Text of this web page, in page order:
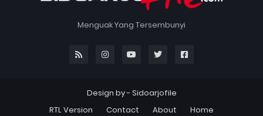
Menguak Yang Tersembunyi
Design by - Sidoarjofile
Home
About
Contact
RTL Version